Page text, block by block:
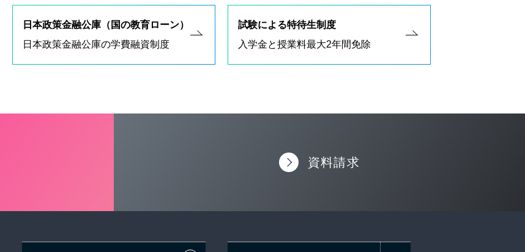
日本政策金融公庫（国の教育ローン）
日本政策金融公庫の学費融資制度
試験による特待生制度
入学金と授業料最大2年間免除
資料請求